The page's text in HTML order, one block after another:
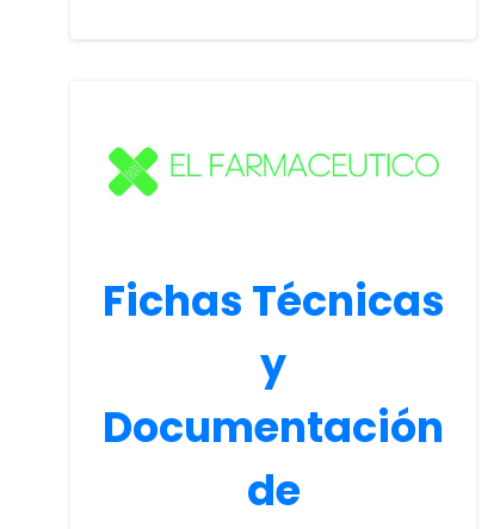
Fichas Técnicas
y
Documentación
de